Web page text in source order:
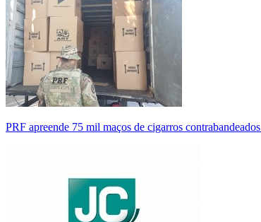
PRF apreende 75 mil maços de cigarros